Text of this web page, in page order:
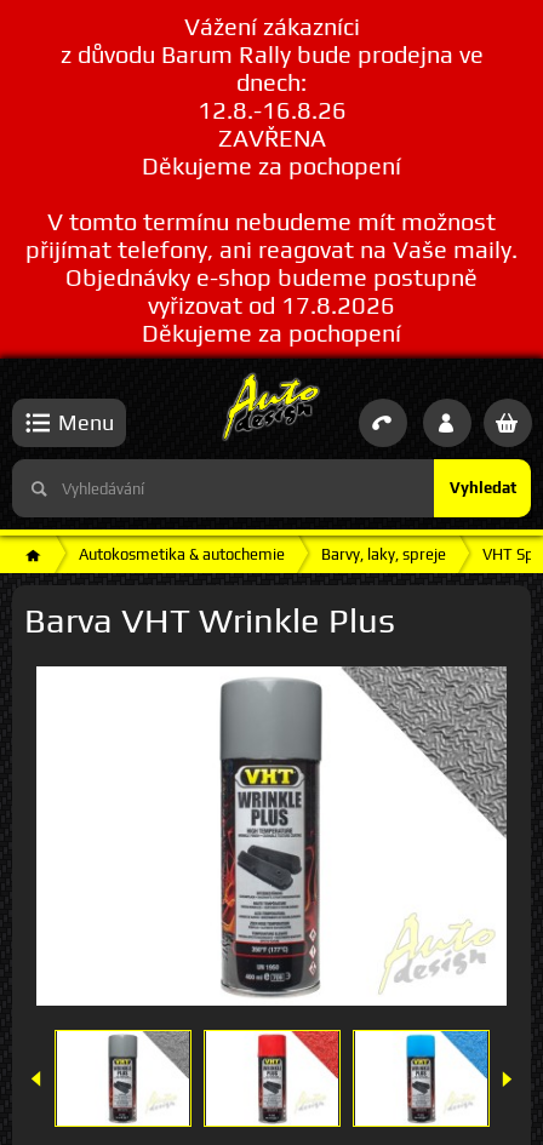
Vážení zákazníci
z důvodu Barum Rally bude prodejna ve
dnech:
12.8.-16.8.26
ZAVŘENA
Děkujeme za pochopení
V tomto termínu nebudeme mít možnost
přijímat telefony, ani reagovat na Vaše maily.
Objednávky e-shop budeme postupně
vyřizovat od 17.8.2026
Děkujeme za pochopení
Vyhledat
Menu
Autokosmetika & autochemie Barvy, laky, spreje VHT
Barva VHT Wrinkle Plus